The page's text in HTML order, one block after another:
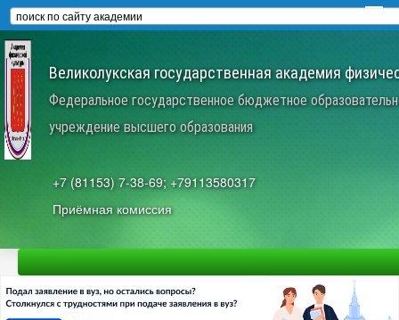
Великолукская государственная академия
Федеральное государственное бюджетное
учреждение высшего образования
+7 (81153) 7-38-69; +79113580317
Приёмная комиссия